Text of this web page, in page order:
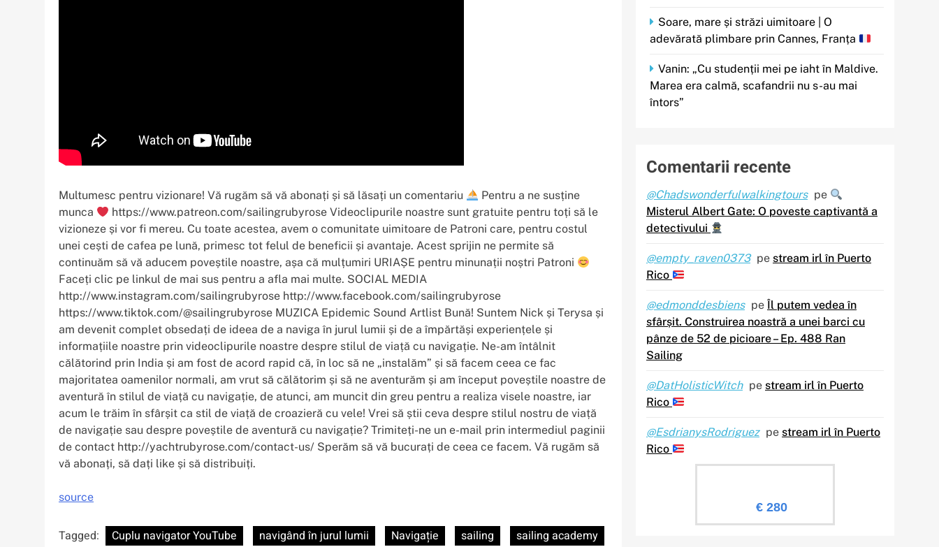
Multumesc pentru vizionare! Vă rugăm să vă abonați și să lăsați un comentariu
Pentru a ne susține
munca
https://www.patreon.com/sailingrubyrose Videoclipurile noastre sunt gratuite pentru toți să le
vizioneze și vor fi mereu. Cu toate acestea, avem o comunitate uimitoare de Patroni care, pentru costul
unei cești de cafea pe lună, primesc tot felul de beneficii și avantaje. Acest sprijin ne permite să
continuăm să vă aducem poveștile noastre, așa că mulțumiri URIAȘE pentru minunații noștri Patroni
Faceți clic pe linkul de mai sus pentru a afla mai multe. SOCIAL MEDIA
http://www.instagram.com/sailingrubyrose http://www.facebook.com/sailingrubyrose
https://www.tiktok.com/@sailingrubyrose MUZICA Epidemic Sound Artlist Bună! Suntem Nick și Terysa și
am devenit complet obsedați de ideea de a naviga în jurul lumii și de a împărtăși experiențele și
informațiile noastre prin videoclipurile noastre despre stilul de viață cu navigație. Ne-am întâlnit
călătorind prin India și am fost de acord rapid că, în loc să ne „instalăm” și să facem ceea ce fac
majoritatea oamenilor normali, am vrut să călătorim și să ne aventurăm și am început poveștile noastre de
aventură în stilul de viață cu navigație, de atunci, am muncit din greu pentru a realiza visele noastre, iar
acum le trăim în sfârșit ca stil de viață de croazieră cu vele! Vrei să știi ceva despre stilul nostru de viață
de navigație sau despre poveștile de aventură cu navigație? Trimiteți-ne un e-mail prin intermediul paginii
de contact http://yachtrubyrose.com/contact-us/ Sperăm să vă bucurați de ceea ce facem. Vă rugăm să
vă abonați, să dați like și să distribuiți.
source
Tagged: Cuplu navigator YouTube navigând în jurul lumii Navigație sailing
sailing academy
Soare, mare și străzi uimitoare | O
adevărată plimbare prin Cannes, Franța
Vanin: „Cu studenții mei pe iaht în Maldive.
Marea era calmă, scafandrii nu s-au mai
întors”
Comentarii recente
@Chadswonderfulwalkingtours pe
Misterul Albert Gate: O poveste captivantă a
detectivului
@empty_raven0373 pe stream irl în Puerto
Rico
@edmonddesbiens pe Îl putem vedea în
sfârșit. Construirea noastră a unei barci cu
pânze de 52 de picioare – Ep. 488 Ran
Sailing
@DatHolisticWitch pe stream irl în Puerto
Rico
@EsdrianysRodriguez pe stream irl în Puerto
Rico
€ 280